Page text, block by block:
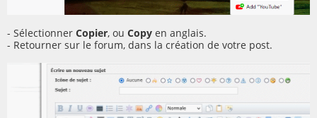
- Sélectionner Copier, ou Copy en anglais.
- Retourner sur le forum, dans la création de votre post.